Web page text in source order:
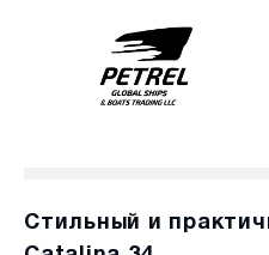
Стильный и